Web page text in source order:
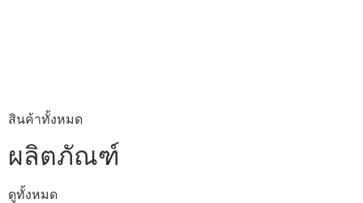
สินค้าทั้งหมด
ผลิตภัณฑ์
ดูทั้งหมด